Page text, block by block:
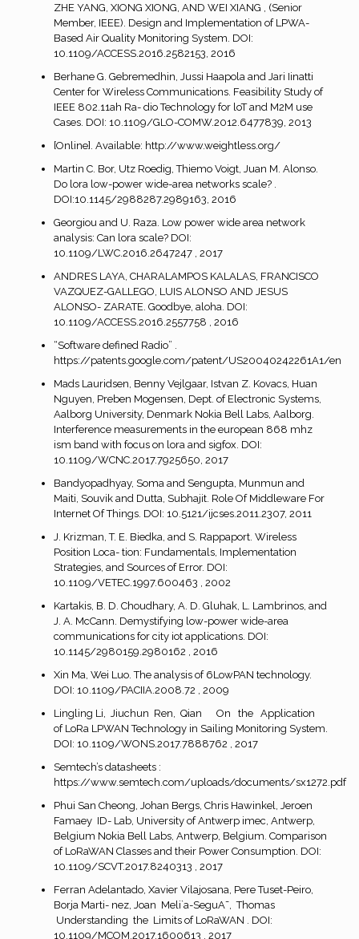
ZHE YANG, XIONG XIONG, AND WEI XIANG , (Senior
Member, IEEE). Design and Implementation of LPWA-
Based Air Quality Monitoring System. DOI:
10.1109/ACCESS.2016.2582153, 2016
Berhane G. Gebremedhin, Jussi Haapola and Jari Iinatti
Center for Wireless Communications. Feasibility Study of
IEEE 802.11ah Ra- dio Technology for loT and M2M use
Cases. DOI: 10.1109/GLO-COMW.2012.6477839, 2013
[Online]. Available: http://www.weightless.org/
Martin C. Bor, Utz Roedig, Thiemo Voigt, Juan M. Alonso.
Do lora low-power wide-area networks scale? .
DOI:10.1145/2988287.2989163, 2016
Georgiou and U. Raza. Low power wide area network
analysis: Can lora scale? DOI:
10.1109/LWC.2016.2647247 , 2017
ANDRES LAYA, CHARALAMPOS KALALAS, FRANCISCO
VAZQUEZ-GALLEGO, LUIS ALONSO AND JESUS
ALONSO- ZARATE. Goodbye, aloha. DOI:
10.1109/ACCESS.2016.2557758 , 2016
“Software defined Radio” .
https://patents.google.com/patent/US20040242261A1/en
Mads Lauridsen, Benny Vejlgaar, Istvan Z. Kovacs, Huan
Nguyen, Preben Mogensen, Dept. of Electronic Systems,
Aalborg University, Denmark Nokia Bell Labs, Aalborg.
Interference measurements in the european 868 mhz
ism band with focus on lora and sigfox. DOI:
10.1109/WCNC.2017.7925650, 2017
Bandyopadhyay, Soma and Sengupta, Munmun and
Maiti, Souvik and Dutta, Subhajit. Role Of Middleware For
Internet Of Things. DOI: 10.5121/ijcses.2011.2307, 2011
J. Krizman, T. E. Biedka, and S. Rappaport. Wireless
Position Loca- tion: Fundamentals, Implementation
Strategies, and Sources of Error. DOI:
10.1109/VETEC.1997.600463 , 2002
Kartakis, B. D. Choudhary, A. D. Gluhak, L. Lambrinos, and
J. A. McCann. Demystifying low-power wide-area
communications for city iot applications. DOI:
10.1145/2980159.2980162 , 2016
Xin Ma, Wei Luo. The analysis of 6LowPAN technology.
DOI: 10.1109/PACIIA.2008.72 , 2009
Lingling Li, Jiuchun Ren, Qian On the Application
of LoRa LPWAN Technology in Sailing Monitoring System.
DOI: 10.1109/WONS.2017.7888762 , 2017
Semtech’s datasheets :
https://www.semtech.com/uploads/documents/sx1272.pdf
Phui San Cheong, Johan Bergs, Chris Hawinkel, Jeroen
Famaey ID- Lab, University of Antwerp imec, Antwerp,
Belgium Nokia Bell Labs, Antwerp, Belgium. Comparison
of LoRaWAN Classes and their Power Consumption. DOI:
10.1109/SCVT.2017.8240313 , 2017
Ferran Adelantado, Xavier Vilajosana, Pere Tuset-Peiro,
Borja Marti- nez, Joan Meli`a-SeguA˜, Thomas
Understanding the Limits of LoRaWAN . DOI:
10.1109/MCOM.2017.1600613 , 2017